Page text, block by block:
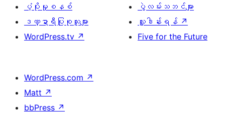
ပံ့ပိုးမှုစနစ်
ဒဏ္ဍာရီပြုစုသူများ
WordPress.tv ↗
ပွဲလမ်းသဘင်များ
လှူဒါန်းရန် ↗
Five for the Future
WordPress.com ↗
Matt ↗
bbPress ↗